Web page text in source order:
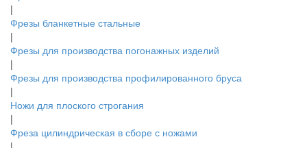
|
Фрезы бланкетные стальные
|
Фрезы для производства погонажных изделий
|
Фрезы для производства профилированного бруса
|
Ножи для плоского строгания
|
Фреза цилиндрическая в сборе с ножами